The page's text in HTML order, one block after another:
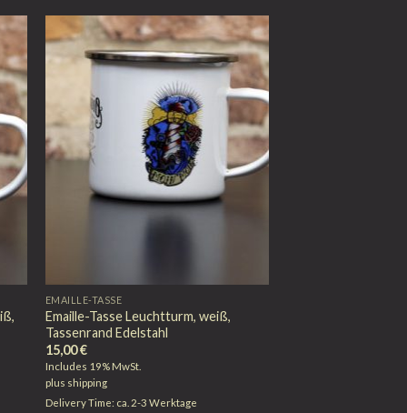
EMAILLE-TASSE
Emaille-Tasse Leuchtturm, weiß,
Tassenrand Edelstahl
15,00€
Includes 19% MwSt.
plus shipping
Delivery Time: ca. 2-3 Werktage